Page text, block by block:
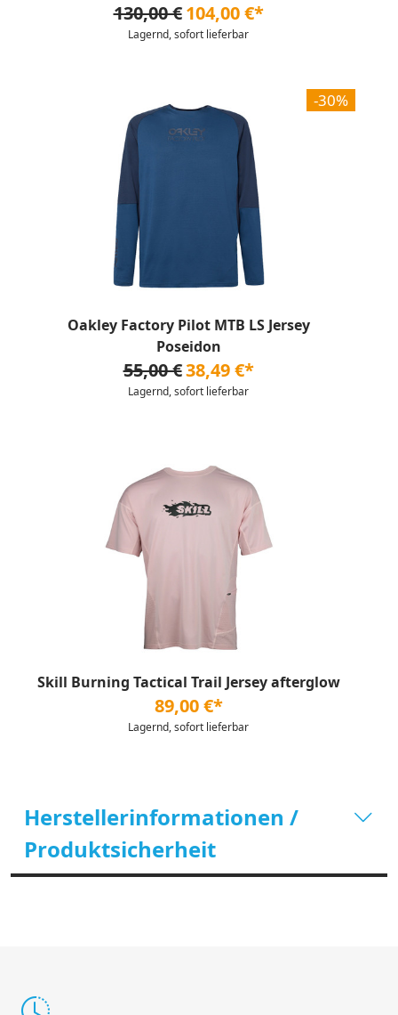
130,00 € 104,00 €*
Lagernd, sofort lieferbar
-30%
Oakley Factory Pilot MTB LS Jersey
Poseidon
55,00 €38,49 €*
Lagernd, sofort lieferbar
Skill Burning Tactical Trail Jersey afterglow
89,00 €*
Lagernd, sofort lieferbar
Herstellerinformationen /
Produktsicherheit